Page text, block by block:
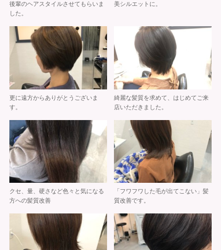
後輩のヘアスタイルさせてもらいま
した。
美シルエットに。
更に遠方からありがとうございま
す。
綺麗な髪質を求めて、はじめてご来
店いただきました。
クセ、量、硬さなど色々と気になる
方への髪質改善
「フワフワした毛が出てこない」髪
質改善です。